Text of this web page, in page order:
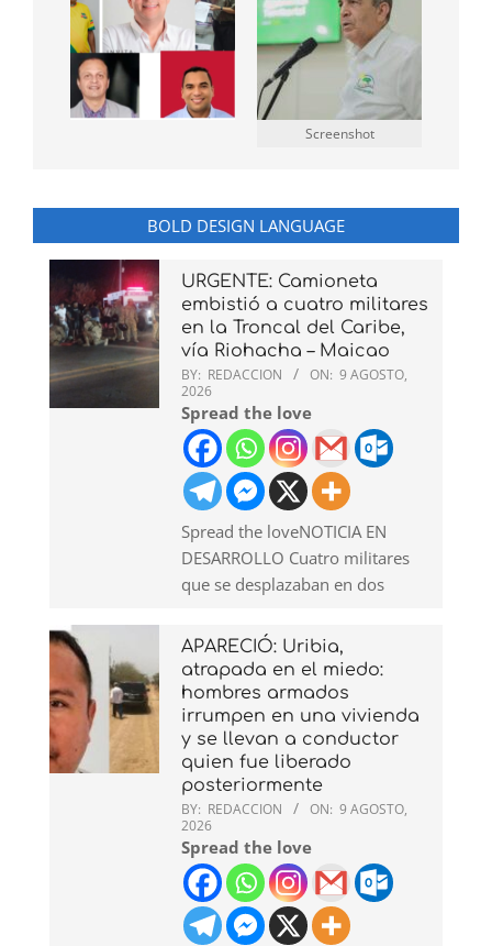
Screenshot
BOLD DESIGN LANGUAGE
URGENTE: Camioneta
embistió a cuatro militares
en la Troncal del Caribe,
vía Riohacha – Maicao
BY: REDACCION ON: 9 AGOSTO,
2026
Spread the love
Spread the loveNOTICIA EN
DESARROLLO Cuatro militares
que se desplazaban en dos
APARECIÓ: Uribia,
atrapada en el miedo:
hombres armados
irrumpen en una vivienda
y se llevan a conductor
quien fue liberado
posteriormente
BY: REDACCION ON: 9 AGOSTO,
2026
Spread the love